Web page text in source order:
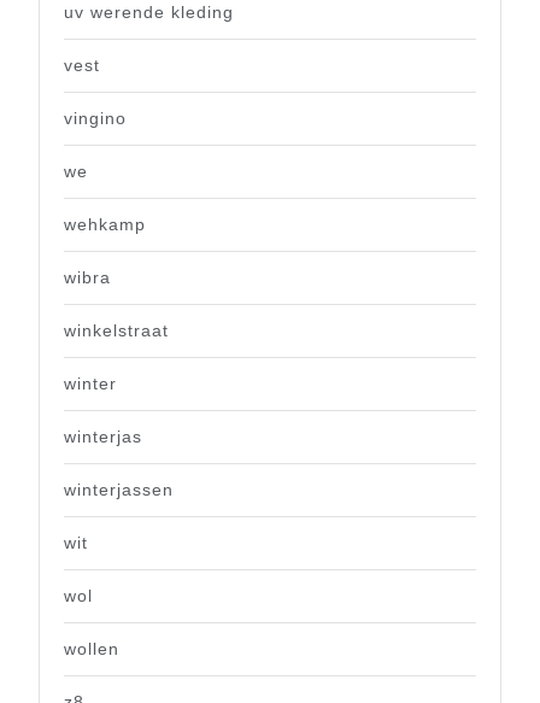
uv werende kleding
vest
vingino
we
wehkamp
wibra
winkelstraat
winter
winterjas
winterjassen
wit
wol
wollen